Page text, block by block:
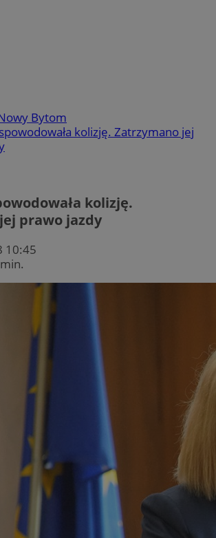
Bytom
kolizję. Zatrzymano jej
kolizję.
prawo jazdy
10:45